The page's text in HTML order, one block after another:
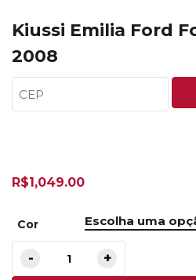
Kiussi Emilia Ford
2008
R$1,049.00
Cor